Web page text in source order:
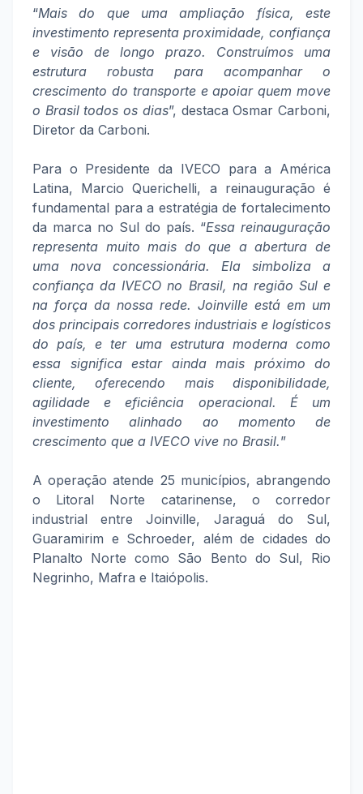
“Mais do que uma ampliação física, este
investimento representa proximidade, confiança
e visão de longo prazo. Construímos uma
estrutura robusta para acompanhar o
crescimento do transporte e apoiar quem move
o Brasil todos os dias”, destaca Osmar Carboni,
Diretor da Carboni.
Para o Presidente da IVECO para a América
Latina, Marcio Querichelli, a reinauguração é
fundamental para a estratégia de fortalecimento
da marca no Sul do país. “Essa reinauguração
representa muito mais do que a abertura de
uma nova concessionária. Ela simboliza a
confiança da IVECO no Brasil, na região Sul e
na força da nossa rede. Joinville está em um
dos principais corredores industriais e logísticos
do país, e ter uma estrutura moderna como
essa significa estar ainda mais próximo do
cliente, oferecendo mais disponibilidade,
agilidade e eficiência operacional. É um
investimento alinhado ao momento de
crescimento que a IVECO vive no Brasil.”
A operação atende 25 municípios, abrangendo
o Litoral Norte catarinense, o corredor
industrial entre Joinville, Jaraguá do Sul,
Guaramirim e Schroeder, além de cidades do
Planalto Norte como São Bento do Sul, Rio
Negrinho, Mafra e Itaiópolis.